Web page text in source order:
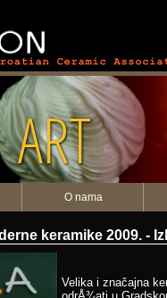
ART
O nama
keramike 2009. -
Velika i značajna